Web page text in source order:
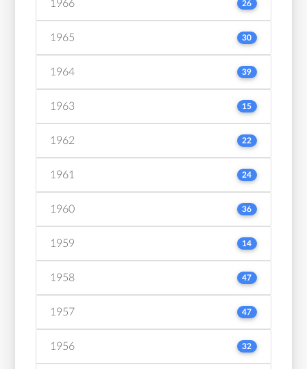
1966 26
1965 30
1964 39
1963 15
1962 22
1961 24
1960 36
1959 14
1958 47
1957 47
1956 32